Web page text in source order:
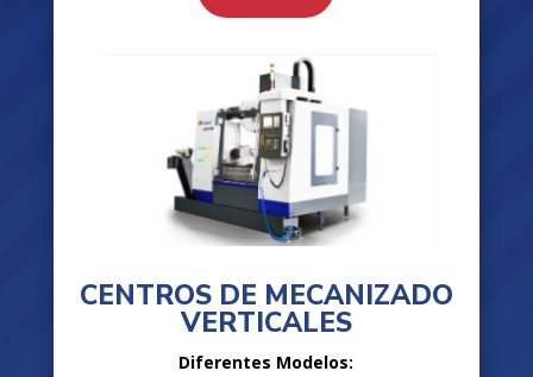
CENTROS DE MECANIZADO
VERTICALES
Diferentes Modelos: